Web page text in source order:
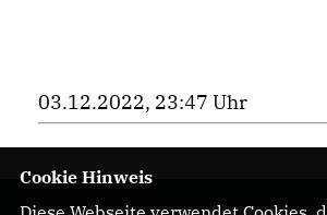
03.12.2022, 23:47 Uhr
Cookie Hinweis